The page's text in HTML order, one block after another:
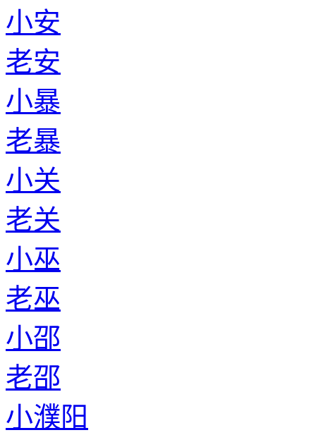
小安
老安
小暴
老暴
小关
老关
小巫
老巫
小邵
老邵
小濮阳